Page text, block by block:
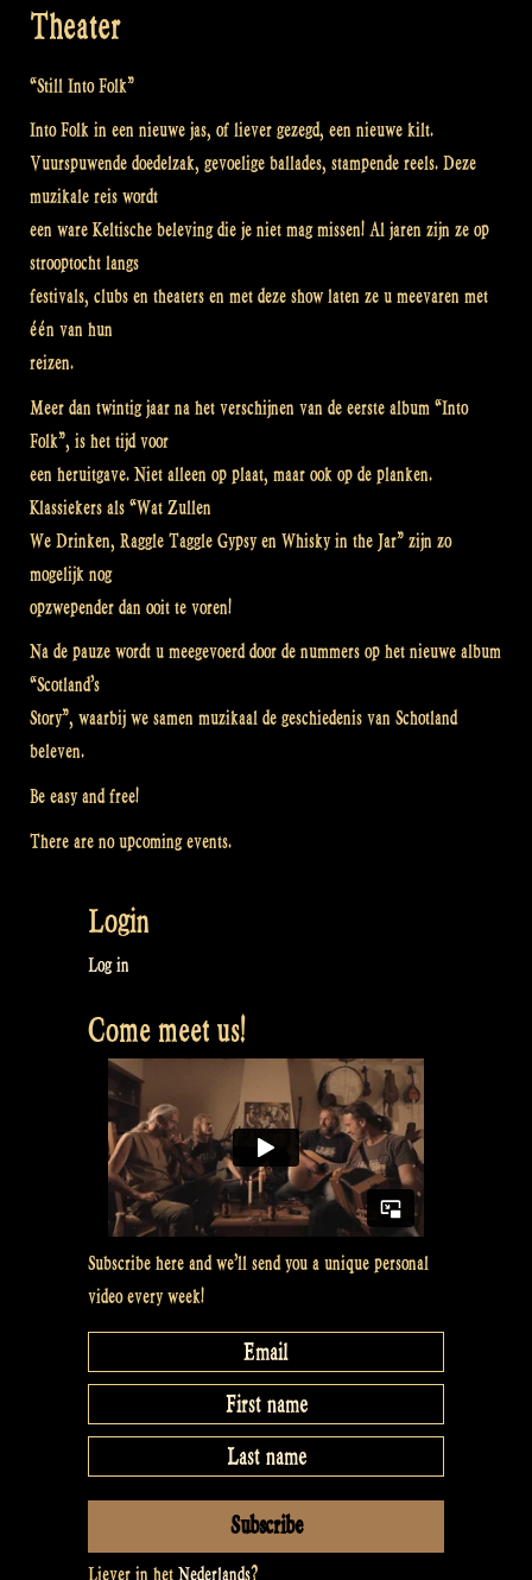
Theater
“Still Into Folk”
Into Folk in een nieuwe jas, of liever gezegd, een nieuwe kilt.
Vuurspuwende doedelzak, gevoelige ballades, stampende reels. Deze
muzikale reis wordt
een ware Keltische beleving die je niet mag missen! Al jaren zijn ze op
strooptocht langs
festivals, clubs en theaters en met deze show laten ze u meevaren met
één van hun
reizen.
Meer dan twintig jaar na het verschijnen van de eerste album “Into
Folk”, is het tijd voor
een heruitgave. Niet alleen op plaat, maar ook op de planken.
Klassiekers als “Wat Zullen
We Drinken, Raggle Taggle Gypsy en Whisky in the Jar” zijn zo
mogelijk nog
opzwepender dan ooit te voren!
Na de pauze wordt u meegevoerd door de nummers op het nieuwe album
“Scotland’s
Story”, waarbij we samen muzikaal de geschiedenis van Schotland
beleven.
Be easy and free!
There are no upcoming events.
Login
Log in
Come meet us!
Subscribe here and we’ll send you a unique personal
video every week!
Liever in het Nederlands?